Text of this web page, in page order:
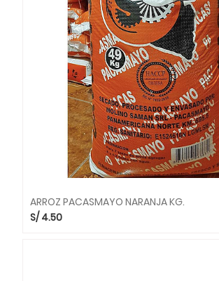
ARROZ PACASMAYO NARANJA KG.
S/ 4.50